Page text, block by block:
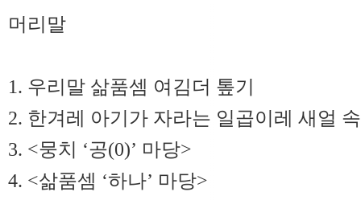
머리말
1. 우리말 삶품셈 여김더 톺기
2. 한겨레 아기가 자라는 일곱이레 새얼
3. <뭉치 ‘공(0)’ 마당>
4. <삶품셈 ‘하나’ 마당>